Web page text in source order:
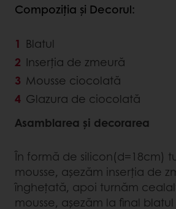
Compoziția și Decorul:
Blatul
Inserția de zmeură
Mousse ciocolată
Glazura de ciocolată
Asamblarea şi decorarea
În formă de silicon(d=18cm)
mousse, aşezăm inserţia de
îngheţată, apoi turnăm
mousse, aşezăm la final